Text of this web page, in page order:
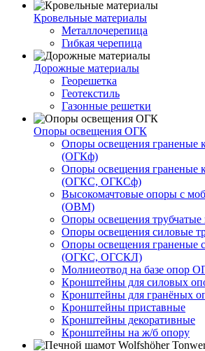
Кровельные материалы
Металлочерепица
Гибкая черепица
Дорожные материалы
Георешетка
Геотекстиль
Газонные решетки
Опоры освещения ОГК
Опоры освещения граненые
(ОГКф)
Опоры освещения граненые
(ОГКС, ОГКСф)
Высокомачтовые опоры с
(ОВМ)
Опоры освещения
Опоры освещения силовые
Опоры освещения граненые
(ОГКС, ОГСКЛ)
Молниеотвод на базе опор
Кронштейны для силовых
Кронштейны для гранёных
Кронштейны приставные
Кронштейны декоративные
Кронштейны на ж/б опору